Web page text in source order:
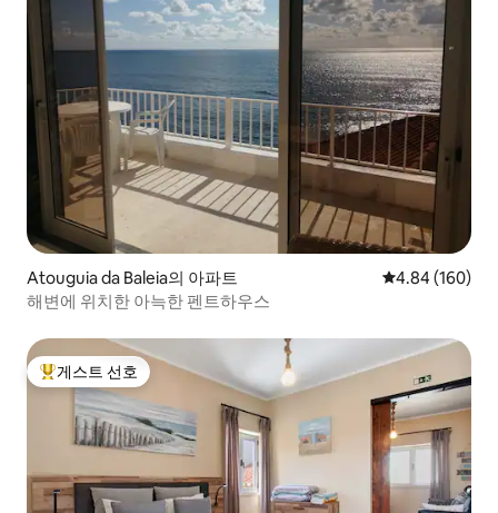
Atouguia da Baleia의 아파트 평점 4.84점(5
4.84 (160)
해변에 위치한 아늑한 펜트하우스
상위 게스트 선호
게스트 선호